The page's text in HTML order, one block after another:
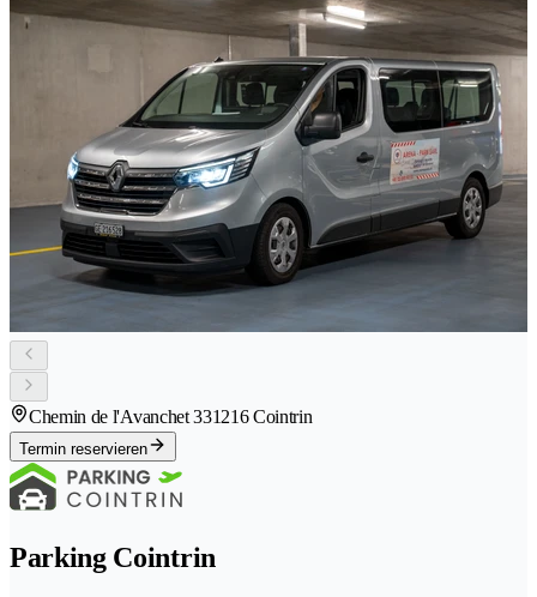
Chemin de l'Avanchet 331216 Cointrin
Termin reservieren
Parking Cointrin